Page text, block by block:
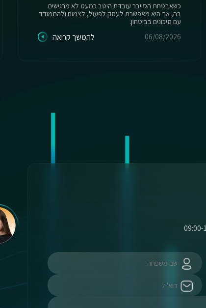
כשאבטחת הסייבר עובדת היטב כמעט לא מרגישים
בה, אך היא מאפשרת לעסק לפעול, לצמוח ולהתמודד
עם סיכונים בביטחון.
06/08/2026
להמשך קריאה